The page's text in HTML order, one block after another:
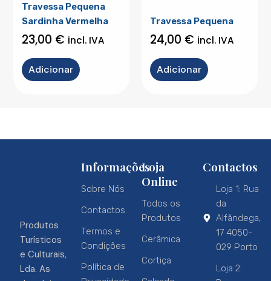
Travessa Pequena
Sardinha Vermelha
23,00 € incl. IVA
Adicionar
Travessa Pequena
24,00 € incl. IVA
Adicionar
Produtos
Turísticos
e Culturais,
Lda. As
Informações
Sobre Nós
Contactos
Termos e
Condições
Política de
Loja
Online
Todos os
Produtos
Cerâmica
Cortiça
Contactos
Loja 1: Rua
da
Alfândega,
17 4050-
029 Porto
Loja 2: